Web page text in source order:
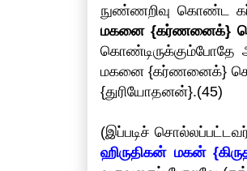
நுண்ணறிவு கொண்ட
மகனை {கர்ணனைக்}
மகனை {கர்ணனைக்}
{துரியோதனன்}.(45)
(இப்படிச்
ஹிருதிகன் மகன்